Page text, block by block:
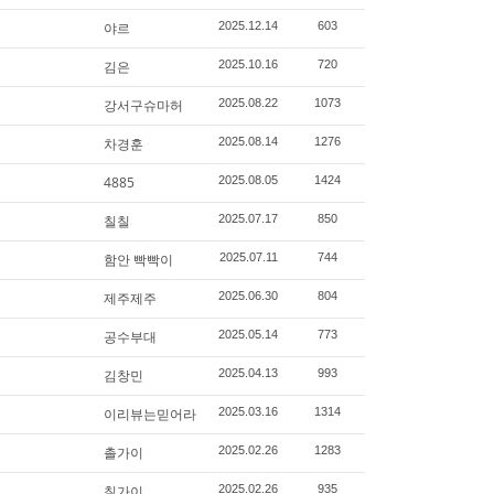
야르 2025.12.14 603
김은 2025.10.16 720
강서구슈마허 2025.08.22 1073
차경훈 2025.08.14 1276
4885 2025.08.05 1424
칠칠 2025.07.17 850
함안 빡빡이 2025.07.11 744
제주제주 2025.06.30 804
공수부대 2025.05.14 773
김창민 2025.04.13 993
이리뷰는믿어라 2025.03.16 1314
촐가이 2025.02.26 1283
2025.02.26 935